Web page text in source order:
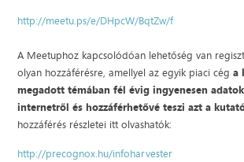
http://meetu.ps/e/DHpcW/BqtZw/f
A Meetuphoz kapcsolódóan lehetőség van
olyan hozzáférésre, amellyel az egyik piaci céga
megadott témában fél évig ingyenesen
internetről és hozzáférhetővé teszi azt a
hozzáférés részletei itt olvashatók:
http://precognox.hu/infoharvester